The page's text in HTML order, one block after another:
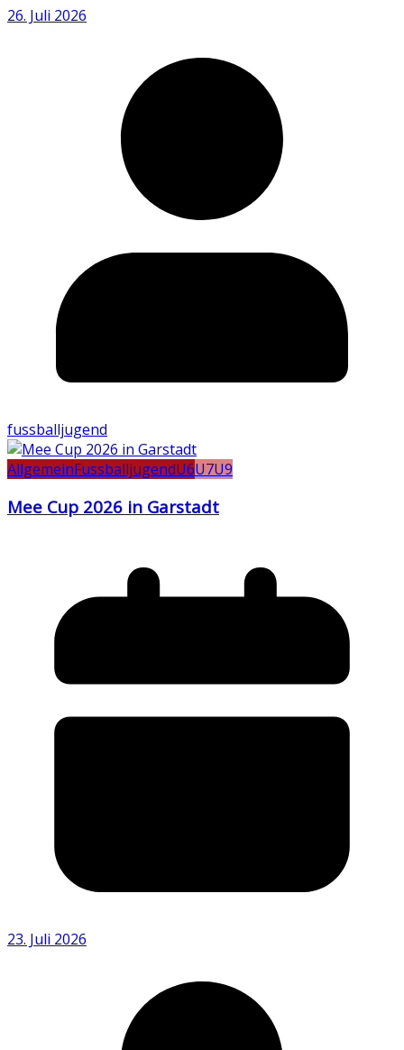
26. Juli 2026
fussballjugend
AllgemeinFussballjugendU6U7U9
Mee Cup 2026 in Garstadt
23. Juli 2026